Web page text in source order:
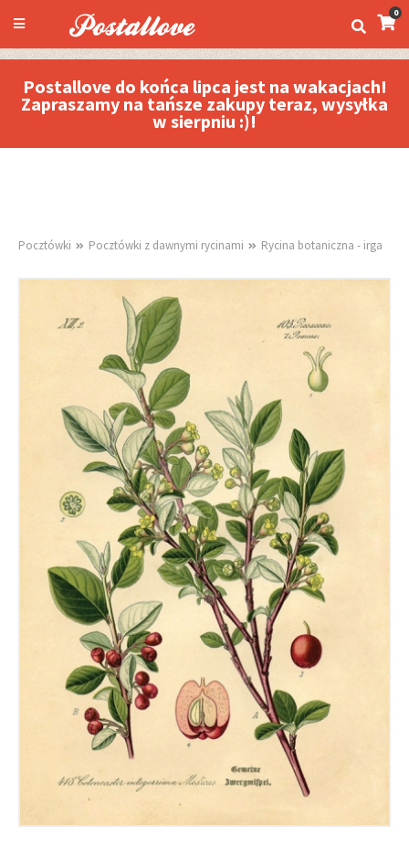
0
Postallove do końca lipca jest na wakacjach!
Zapraszamy na tańsze zakupy teraz, wysyłka
w sierpniu :)!
Pocztówki Pocztówki z dawnymi rycinami Rycina botaniczna - irga